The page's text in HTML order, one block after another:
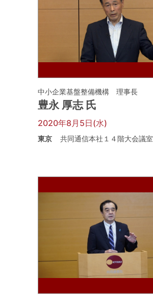
中小企業基盤整備機構 理事長
豊永 厚志 氏
2020年8月5日(水)
東京 共同通信本社１４階大会議室